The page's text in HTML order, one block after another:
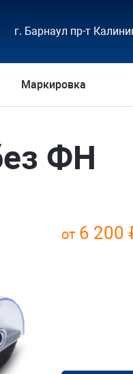
г. Барнаул пр-т
Маркировка
ФН
от 6 200